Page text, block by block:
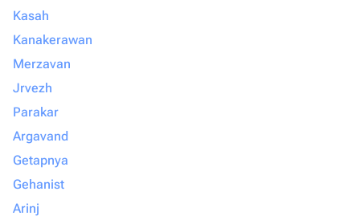
Kasah
Kanakerawan
Merzavan
Jrvezh
Parakar
Argavand
Getapnya
Gehanist
Arinj